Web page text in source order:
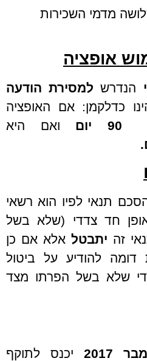
מדמי השכירות
הנדרש למסירת הודעה
כדלקמן: אם האופציה
90 יום
ואם היא
תנאי לפיו הוא רשאי
חד צדדי (שלא בשל
זה יתבטל אלא אם כן
דומה להודיע על ביטול
שלא בשל הפרתו מצד
יכנס לתוקף